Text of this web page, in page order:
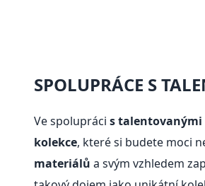
SPOLUPRÁCE S
Ve spolupráci s
kolekce, které si budete moci
materiálů a svým vzhledem